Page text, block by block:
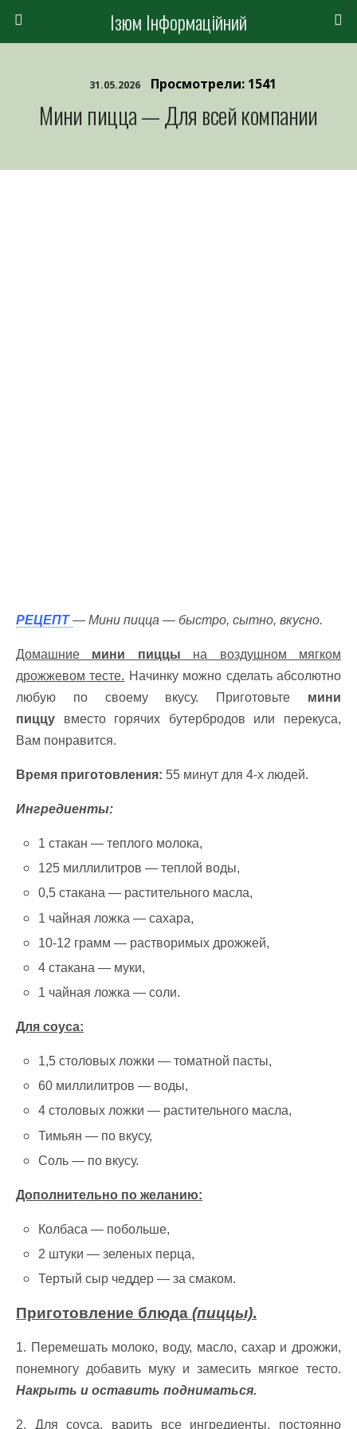
Ізюм Інформаційний
31.05.2026 Просмотрели: 1541
Мини пицца — Для всей компании
РЕЦЕПТ — Мини пицца — быстро, сытно, вкусно.
Домашние мини пиццы на воздушном мягком
дрожжевом тесте. Начинку можно сделать абсолютно
любую по своему вкусу. Приготовьте мини
пиццу вместо горячих бутербродов или перекуса,
Вам понравится.
Время приготовления: 55 минут для 4-х людей.
Ингредиенты:
1 стакан — теплого молока,
125 миллилитров — теплой воды,
0,5 стакана — растительного масла,
1 чайная ложка — сахара,
10-12 грамм — растворимых дрожжей,
4 стакана — муки,
1 чайная ложка — соли.
Для соуса:
1,5 столовых ложки — томатной пасты,
60 миллилитров — воды,
4 столовых ложки — растительного масла,
Тимьян — по вкусу,
Соль — по вкусу.
Дополнительно по желанию:
Колбаса — побольше,
2 штуки — зеленых перца,
Тертый сыр чеддер — за смаком.
Приготовление блюда (пиццы).
1. Перемешать молоко, воду, масло, сахар и дрожжи,
понемногу добавить муку и замесить мягкое тесто.
Накрыть и оставить подниматься.
2. Для соуса, варить все ингредиенты, постоянно